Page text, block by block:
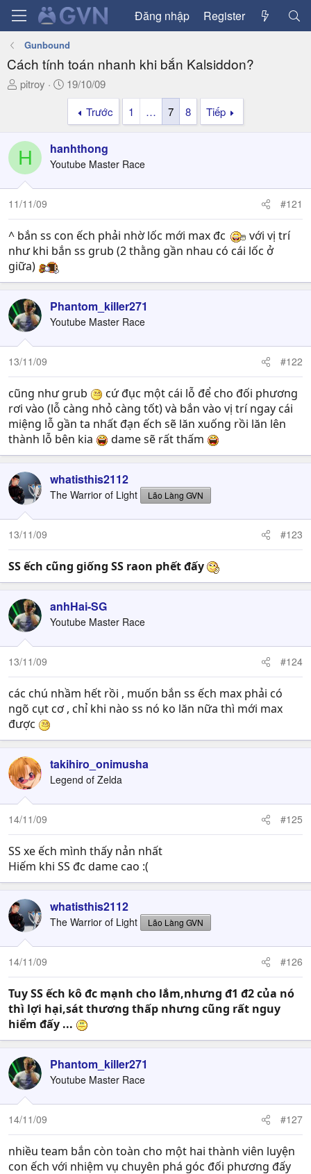
Đăng nhập Register
Gunbound
Cách tính toán nhanh khi bắn Kalsiddon?
T
a
d
s
t
a
e
r
pitroy
N
g
y
g
ử
i
19/10/09
Trước
1 … 7 8 Tiếp
H hanhthong
Youtube Master Race
11/11/09 #121
^ bắn ss con ếch phải nhờ lốc mới max đc
với vị trí
như khi bắn ss grub (2 thằng gần nhau có cái lốc ở
giữa)
Phantom_killer271
Youtube Master Race
13/11/09 #122
cũng như grub
cứ đục một cái lỗ để cho đối phương
rơi vào (lỗ càng nhỏ càng tốt) và bắn vào vị trí ngay cái
miệng lỗ gần ta nhất đạn ếch sẽ lăn xuống rồi lăn lên
thành lỗ bên kia
dame sẽ rất thấm
whatisthis2112
The Warrior of Light Lão Làng GVN
13/11/09 #123
SS ếch cũng giống SS raon phết đấy
anhHai-SG
Youtube Master Race
13/11/09 #124
các chú nhầm hết rồi , muốn bắn ss ếch max phải có
ngõ cụt cơ , chỉ khi nào ss nó ko lăn nữa thì mới max
được
takihiro_onimusha
Legend of Zelda
14/11/09 #125
SS xe ếch mình thấy nản nhất
Hiếm khi SS đc dame cao :(
whatisthis2112
The Warrior of Light Lão Làng GVN
14/11/09 #126
Tuy SS ếch kô đc mạnh cho lắm,nhưng đ1 đ2 của nó
thì lợi hại,sát thương thấp nhưng cũng rất nguy
hiểm đấy ...
Phantom_killer271
Youtube Master Race
14/11/09 #127
nhiều team bắn còn toàn cho một hai thành viên luyện
con ếch với nhiệm vụ chuyên phá góc đối phương đấy